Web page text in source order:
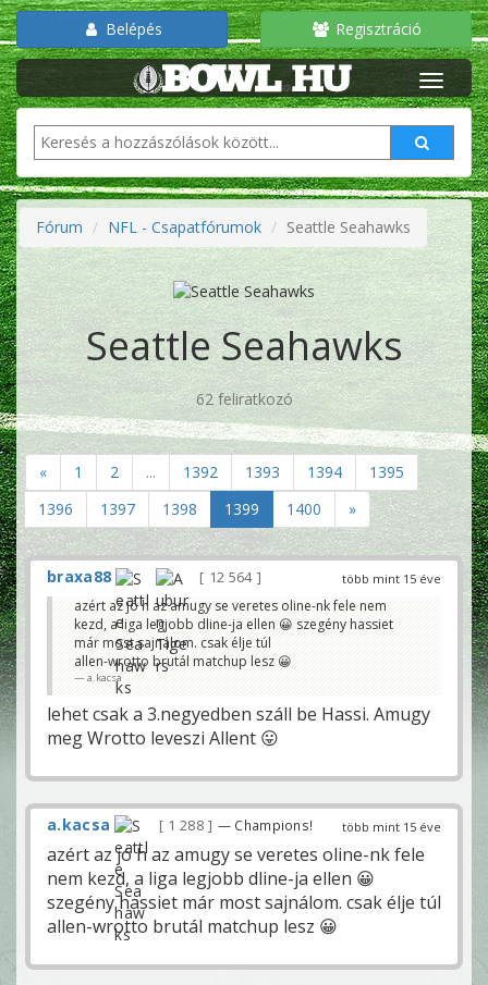
Belépés Regisztráció
Fórum NFL - Csapatfórumok Seattle Seahawks
Seattle Seahawks
62 feliratkozó
« 1 2 ... 1392 1393 1394
1395
1396
1397 1398 1399 1400 »
több mint 15 éve
braxa88
12 564
azért az jó h az amugy se veretes oline-nk fele nem
kezd, a liga legjobb dline-ja ellen 😀 szegény hassiet
már most sajnálom. csak élje túl
allen-wrotto brutál matchup lesz 😀
a.kacsa
lehet csak a 3.negyedben száll be Hassi. Amugy
meg Wrotto leveszi Allent 😛
több mint 15 éve
a.kacsa 1 288 — Champions!
azért az jó h az amugy se veretes oline-nk fele
nem kezd, a liga legjobb dline-ja ellen 😀
szegény hassiet már most sajnálom. csak élje túl
allen-wrotto brutál matchup lesz 😀